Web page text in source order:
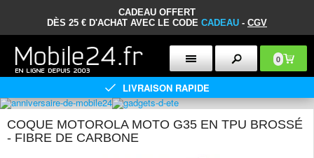
CADEAU OFFERT
DÈS 25 € D'ACHAT AVEC LE CODE CADEAU - CGV
0
LIVRAISON RAPIDE
COQUE MOTOROLA MOTO G35 EN TPU BROSSÉ
- FIBRE DE CARBONE